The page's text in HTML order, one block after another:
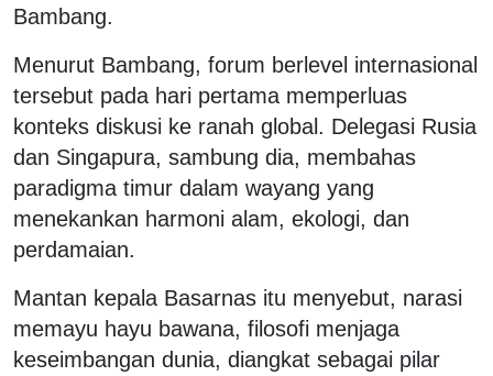
Bambang.
Menurut Bambang, forum berlevel internasional
tersebut pada hari pertama memperluas
konteks diskusi ke ranah global. Delegasi Rusia
dan Singapura, sambung dia, membahas
paradigma timur dalam wayang yang
menekankan harmoni alam, ekologi, dan
perdamaian.
Mantan kepala Basarnas itu menyebut, narasi
memayu hayu bawana, filosofi menjaga
keseimbangan dunia, diangkat sebagai pilar